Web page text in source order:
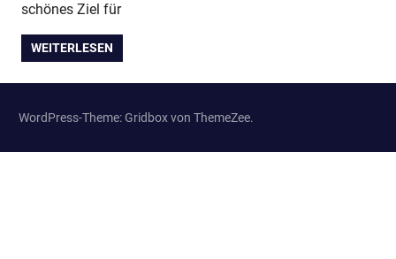
schönes Ziel für
WEITERLESEN
WordPress-Theme: Gridbox von ThemeZee.